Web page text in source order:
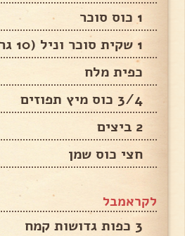
1 כוס סוכר
1 שקית סוכר וניל (10 גר')
כפית מלח
3/4 כוס מיץ תפוזים
2 ביצים
חצי כוס שמן
לקראמבל
3 כפות גדושות קמח